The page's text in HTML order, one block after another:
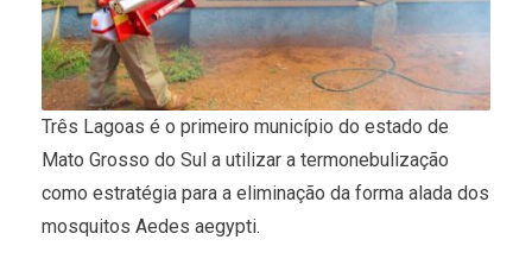
Três Lagoas é o primeiro município do estado de
Mato Grosso do Sul a utilizar a termonebulização
como estratégia para a eliminação da forma alada dos
mosquitos Aedes aegypti.